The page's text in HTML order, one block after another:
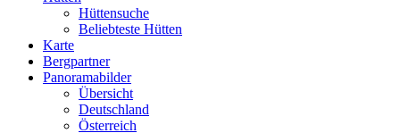
Hüttensuche
Beliebteste Hütten
Karte
Bergpartner
Panoramabilder
Übersicht
Deutschland
Österreich